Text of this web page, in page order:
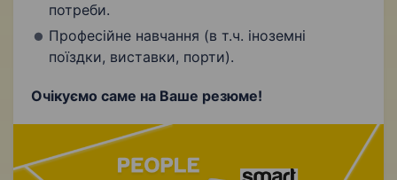
потреби.
Професійне навчання (в т.ч. іноземні
поїздки, виставки, порти).
Очікуємо саме на Ваше резюме!